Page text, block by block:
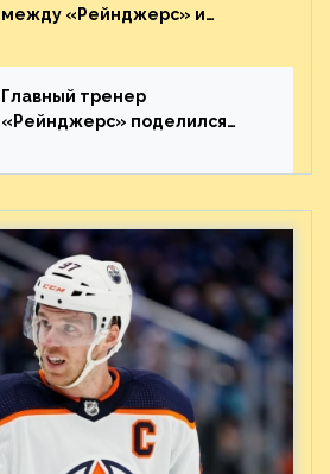
между «Рейнджерс» и
матча плей-офф. Видео
Главный тренер
«Рейнджерс» поделился
предстоящего финала